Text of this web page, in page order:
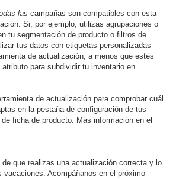
las campañas son compatibles con esta
Si, por ejemplo, utilizas agrupaciones o
tu segmentación de producto o filtros de
tus datos con etiquetas personalizadas
de actualización, a menos que estés
para subdividir tu inventario en
de actualización para comprobar cuál
en la pestaña de configuración de tus
ficha de producto. Más información en el
de que realizas una actualización correcta y lo
vacaciones. Acompáñanos en el próximo